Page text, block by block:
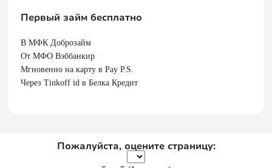
Первый займ бесплатно
В МФК Доброзайм
От МФО Вэббанкир
Мгновенно на карту в Pay P.S.
Через Tinkoff id в Белка Кредит
Пожалуйста, оцените страницу: